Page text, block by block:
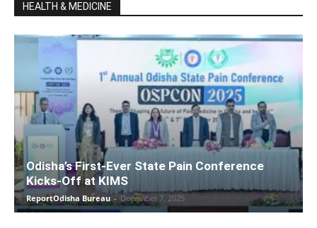
HEALTH & MEDICINE
Odisha’s First-Ever State Pain Conference
Kicks-Off at KIMS
ReportOdisha Bureau - December 7, 2025